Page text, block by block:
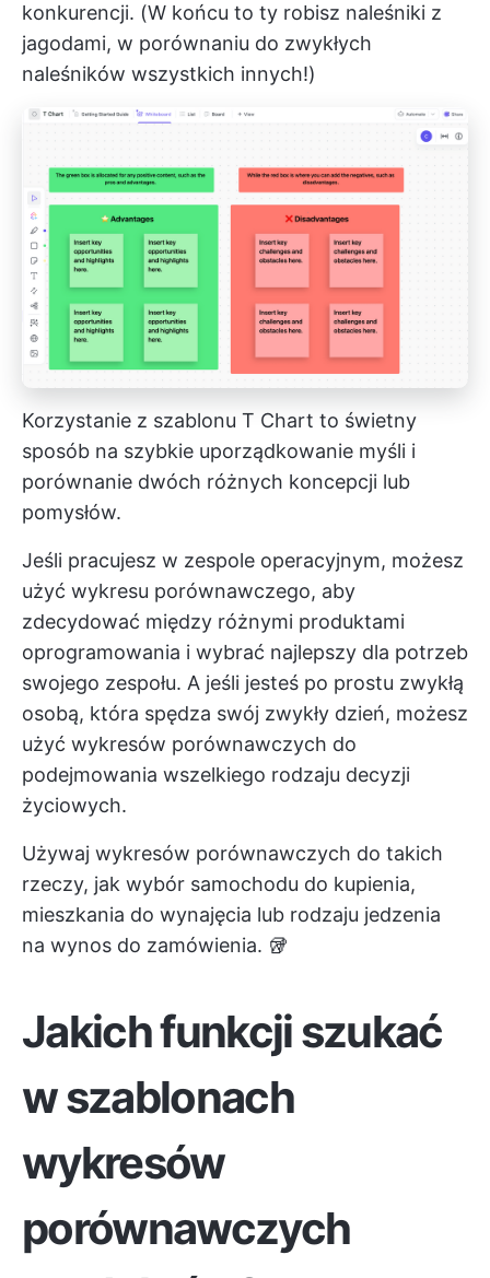
konkurencji. (W końcu to ty robisz naleśniki z
jagodami, w porównaniu do zwykłych
naleśników wszystkich innych!)
Korzystanie z szablonu T Chart to świetny
sposób na szybkie uporządkowanie myśli i
porównanie dwóch różnych koncepcji lub
pomysłów.
Jeśli pracujesz w zespole operacyjnym, możesz
użyć wykresu porównawczego, aby
zdecydować między różnymi produktami
oprogramowania i wybrać najlepszy dla potrzeb
swojego zespołu. A jeśli jesteś po prostu zwykłą
osobą, która spędza swój zwykły dzień, możesz
użyć wykresów porównawczych do
podejmowania wszelkiego rodzaju decyzji
życiowych.
Używaj wykresów porównawczych do takich
rzeczy, jak wybór samochodu do kupienia,
mieszkania do wynajęcia lub rodzaju jedzenia
na wynos do zamówienia. 🥡
Jakich funkcji szukać
w szablonach
wykresów
porównawczych